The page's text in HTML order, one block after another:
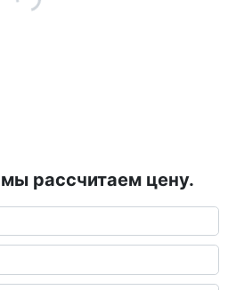
рассчитаем цену.